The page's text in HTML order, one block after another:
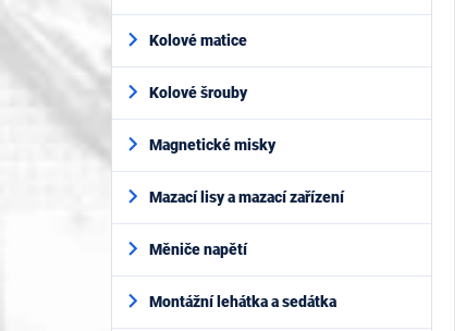
Kolové matice
Kolové šrouby
Magnetické misky
Mazací lisy a mazací zařízení
Měniče napětí
Montážní lehátka a sedátka